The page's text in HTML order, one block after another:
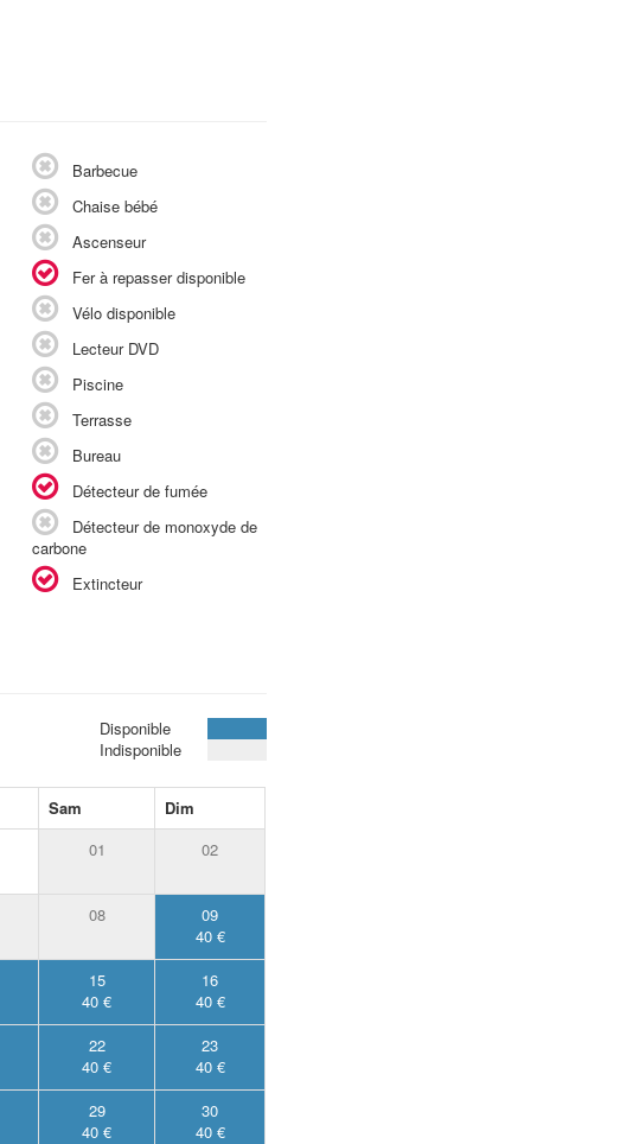
Barbecue
Chaise bébé
Ascenseur
Fer à repasser disponible
Vélo disponible
Lecteur DVD
Piscine
Terrasse
Bureau
Détecteur de fumée
Détecteur de monoxyde de
carbone
Extincteur
Disponible
Indisponible
Sam
Dim
01 02
08
09
40 €
15
40 €
16
40 €
22
40 €
23
40 €
29
40 €
30
40 €